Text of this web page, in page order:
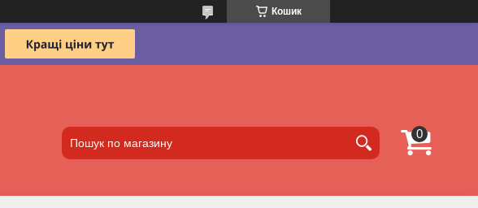
Кошик